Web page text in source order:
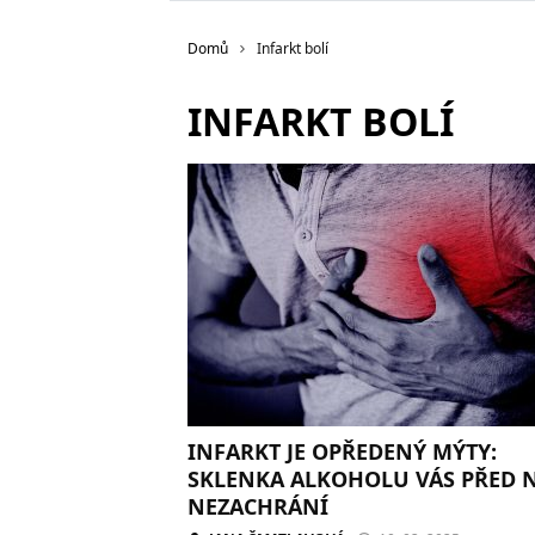
Domů Infarkt bolí
INFARKT BOLÍ
INFARKT JE OPŘEDENÝ MÝTY:
SKLENKA ALKOHOLU VÁS PŘED
NEZACHRÁNÍ